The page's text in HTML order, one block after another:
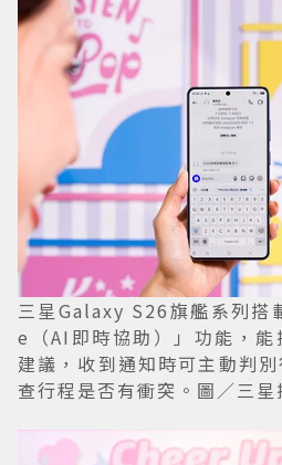
三星Galaxy S26旗艦系列
e（AI即時協助）」功能，能
建議，收到通知時可主動判
查行程是否有衝突。圖／三星